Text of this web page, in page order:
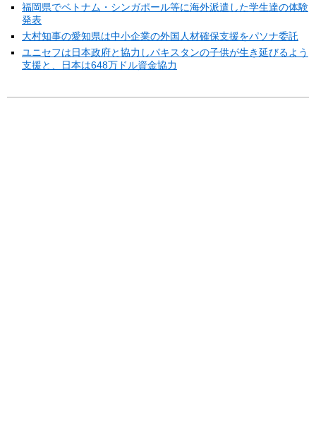
福岡県でベトナム・シンガポール等に海外派遣した学生達の体験
発表
大村知事の愛知県は中小企業の外国人材確保支援をパソナ委託
ユニセフは日本政府と協力しパキスタンの子供が生き延びるよう
支援と、日本は648万ドル資金協力